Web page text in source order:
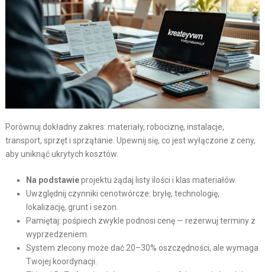
Porównuj dokładny zakres: materiały, robociznę, instalacje,
transport, sprzęt i sprzątanie. Upewnij się, co jest wyłączone z ceny,
aby uniknąć ukrytych kosztów.
Na podstawieprojektu żądaj listy ilości i klas materiałów.
Uwzględnij czynniki cenotwórcze: bryłę, technologię,
lokalizację, grunt i sezon.
Pamiętaj: pośpiech zwykle podnosi cenę — rezerwuj terminy z
wyprzedzeniem.
System zlecony może dać 20–30% oszczędności, ale wymaga
Twojej koordynacji.